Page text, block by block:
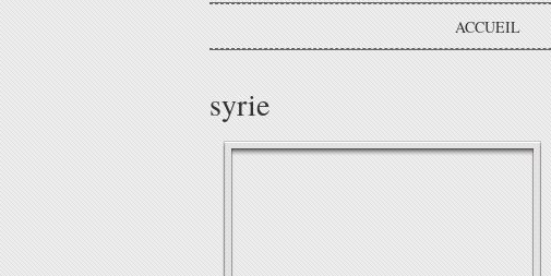
ACCUEIL
syrie